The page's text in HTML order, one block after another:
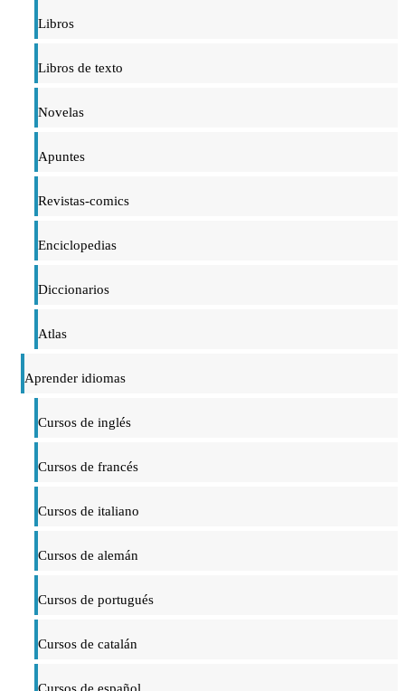
Libros
Libros de texto
Novelas
Apuntes
Revistas-comics
Enciclopedias
Diccionarios
Atlas
Aprender idiomas
Cursos de inglés
Cursos de francés
Cursos de italiano
Cursos de alemán
Cursos de portugués
Cursos de catalán